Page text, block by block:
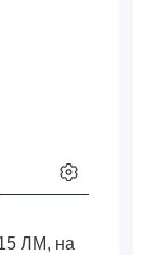
ЛМ, на